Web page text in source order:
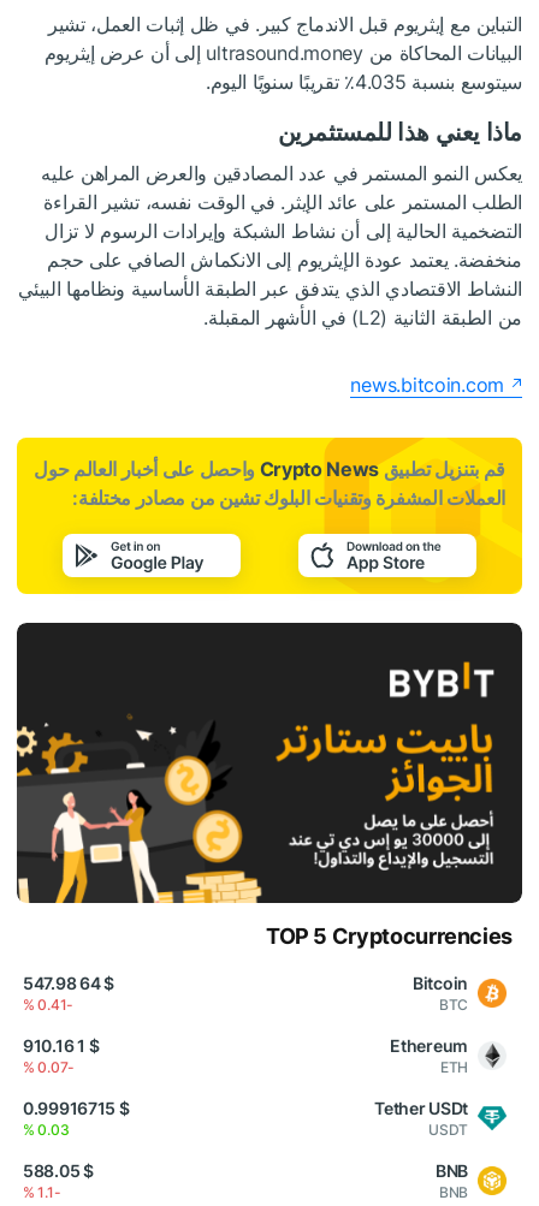
التباين مع إيثريوم قبل الاندماج كبير. في ظل إثبات العمل، تشير
البيانات المحاكاة من ultrasound.money إلى أن عرض إيثريوم
سيتوسع بنسبة 4.035٪ تقريبًا سنويًا اليوم.
ماذا يعني هذا للمستثمرين
يعكس النمو المستمر في عدد المصادقين والعرض المراهن عليه
الطلب المستمر على عائد الإيثر. في الوقت نفسه، تشير القراءة
التضخمية الحالية إلى أن نشاط الشبكة وإيرادات الرسوم لا تزال
منخفضة. يعتمد عودة الإيثريوم إلى الانكماش الصافي على حجم
النشاط الاقتصادي الذي يتدفق عبر الطبقة الأساسية ونظامها البيئي
من الطبقة الثانية (L2) في الأشهر المقبلة.
news.bitcoin.com
قم بتنزيل تطبيقCrypto News واحصل على أخبار العالم حول
العملات المشفرة وتقنيات البلوك تشين من مصادر مختلفة:
TOP 5 Cryptocurrencies
Bitcoin
BTC
$ 64 547.98
-0.41 %
Ethereum
ETH
$ 1 910.16
-0.07 %
Tether USDt
USDT
$ 0.99916715
0.03 %
BNB
BNB
$ 588.05
-1.1 %